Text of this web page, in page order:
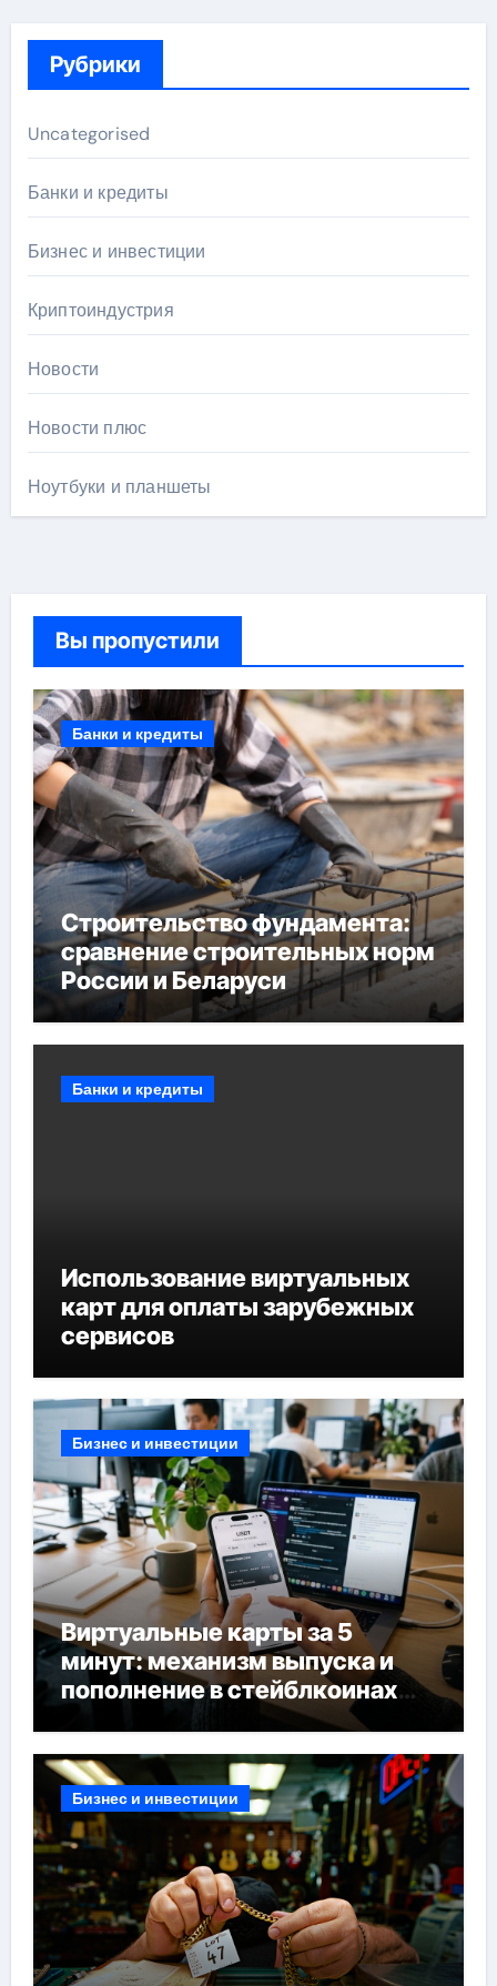
Рубрики
Uncategorised
Банки и кредиты
Бизнес и инвестиции
Криптоиндустрия
Новости
Новости плюс
Ноутбуки и планшеты
Вы пропустили
Банки и кредиты
Строительство фундамента:
сравнение строительных норм
России и Беларуси
Банки и кредиты
Использование виртуальных
карт для оплаты зарубежных
сервисов
Бизнес и инвестиции
Виртуальные карты за 5
минут: механизм выпуска и
пополнение в стейблкоинах
без банковской верификации
Бизнес и инвестиции